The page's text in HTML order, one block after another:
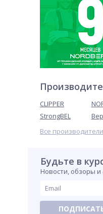
CLIPPER
StrongBEL
Все производители
Будьте в
Новости, обзоры и